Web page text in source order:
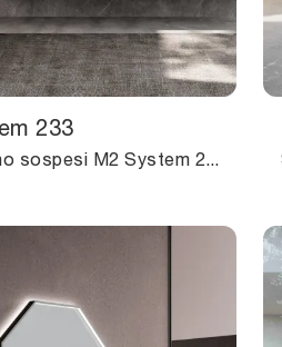
233
mobili bagno sospesi M2 System 233 di Baxar: scopri l'Arredo Bagno in laccato opaco moderno e arreda il bagno di casa.